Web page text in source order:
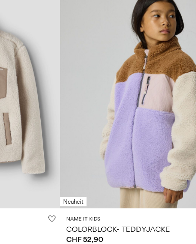
Neuheit
NAME IT KIDS
COLORBLOCK- TEDDYJACKE
CHF 52,90